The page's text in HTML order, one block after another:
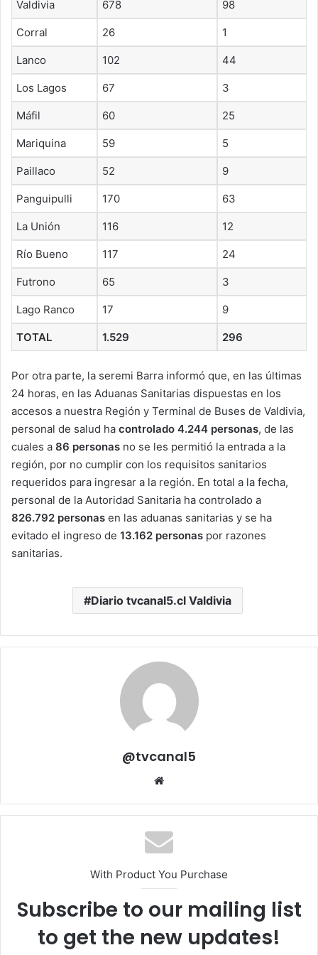
Valdivia 678 98
Corral 26 1
Lanco 102 44
Los Lagos 67 3
Máfil 60 25
Mariquina 59 5
Paillaco 52 9
Panguipulli 170 63
La Unión 116 12
Río Bueno 117 24
Futrono 65 3
Lago Ranco 17 9
TOTAL 1.529 296
Por otra parte, la seremi Barra informó que, en las últimas
24 horas, en las Aduanas Sanitarias dispuestas en los
accesos a nuestra Región y Terminal de Buses de Valdivia,
personal de salud ha controlado 4.244 personas, de las
cuales a 86 personas no se les permitió la entrada a la
región, por no cumplir con los requisitos sanitarios
requeridos para ingresar a la región. En total a la fecha,
personal de la Autoridad Sanitaria ha controlado a
826.792 personas en las aduanas sanitarias y se ha
evitado el ingreso de 13.162 personas por razones
sanitarias.
Diario tvcanal5.cl Valdivia
@tvcanal5
With Product You Purchase
Subscribe to our mailing list
to get the new updates!